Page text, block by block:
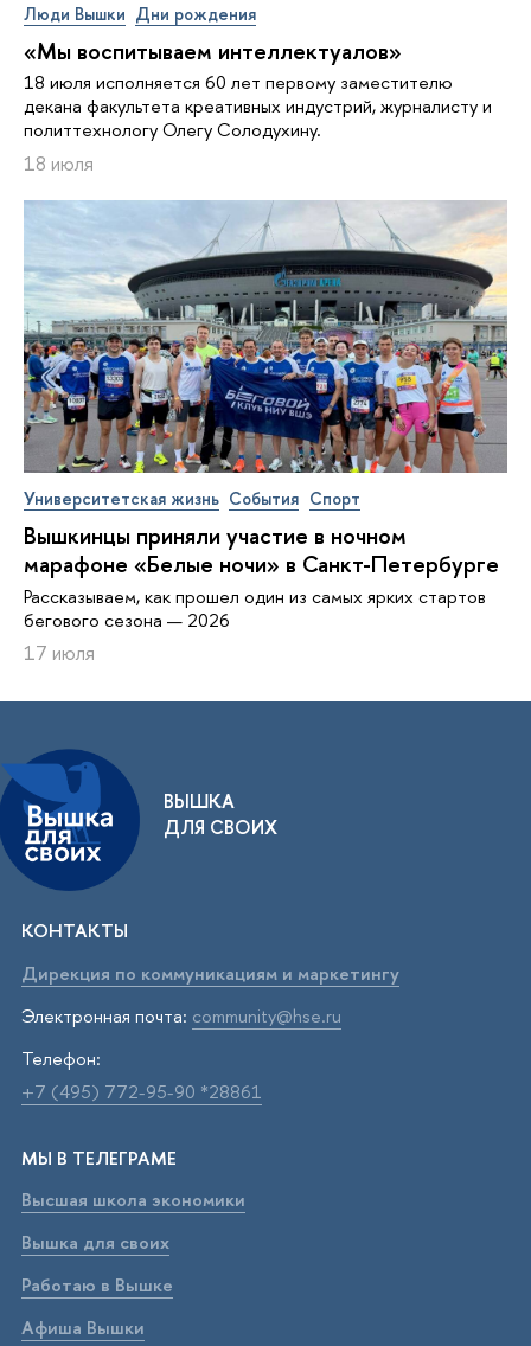
Люди Вышки Дни рождения
«Мы воспитываем интеллектуалов»
18 июля исполняется 60 лет первому заместителю
декана факультета креативных индустрий, журналисту и
политтехнологу Олегу Солодухину.
18 июля
Университетская жизнь События Спорт
Вышкинцы приняли участие в ночном
марафоне «Белые ночи» в Санкт-Петербурге
Рассказываем, как прошел один из самых ярких стартов
бегового сезона — 2026
17 июля
ВЫШКА
ДЛЯ СВОИХ
КОНТАКТЫ
Дирекция по коммуникациям и маркетингу
Электронная почта: community@hse.ru
Телефон:
+7 (495) 772-95-90 *28861
МЫ В ТЕЛЕГРАМЕ
Высшая школа экономики
Вышка для своих
Работаю в Вышке
Афиша Вышки